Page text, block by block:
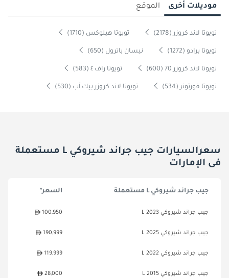
موديلات أخرى الموقع
تويوتا لاند كروزر (2178) تويوتا هيلوكس (1710)
تويوتا برادو (1272) نيسان باترول (650)
تويوتا لاند كروزر 70 (600) تويوتا راف ٤ (583)
تويوتا فورتونر (534) تويوتا لاند كروزر بيك آب (530)
سعرالسيارات جيب جراند شيروكي L مستعملة
فى الإمارات
جيب جراند شيروكي L مستعملة السعر*
جيب جراند شيروكي L 2023 100,950
جيب جراند شيروكي L 2025 190,999
جيب جراند شيروكي L 2022 119,999
جيب جراند شيروكي L 2015 28,000